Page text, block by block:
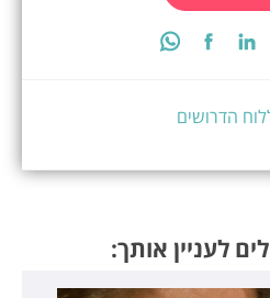
הדרושים
לעניין אותך: